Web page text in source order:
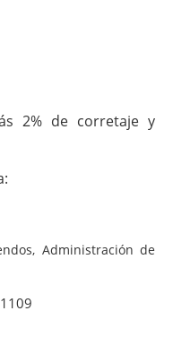
2% de corretaje y
Administración de